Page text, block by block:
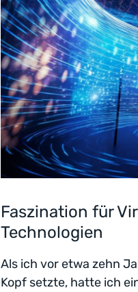
Faszination für
Technologien
Als ich vor etwa zehn
Kopf setzte, hatte ich